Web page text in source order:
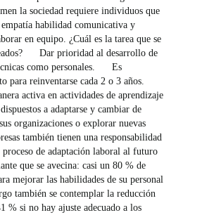
la sociedad requiere individuos que
empatía habilidad comunicativa y
en equipo. ¿Cuál es la tarea que se
Dar prioridad al desarrollo de
como personales. Es
para reinventarse cada 2 o 3 años.
activa en actividades de aprendizaje
a adaptarse y cambiar de
organizaciones o explorar nuevas
también tienen una responsabilidad
proceso de adaptación laboral al futuro
que se avecina: casi un 80 % de
mejorar las habilidades de su personal
también se contemplar la reducción
% si no hay ajuste adecuado a los